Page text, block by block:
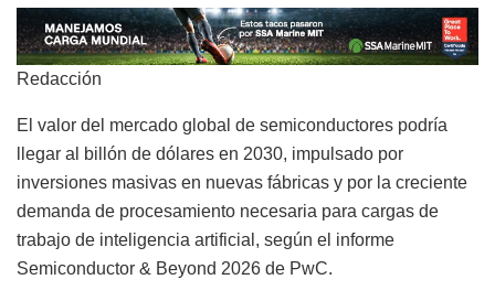
Redacción
El valor del mercado global de semiconductores podría
llegar al billón de dólares en 2030, impulsado por
inversiones masivas en nuevas fábricas y por la creciente
demanda de procesamiento necesaria para cargas de
trabajo de inteligencia artificial, según el informe
Semiconductor & Beyond 2026 de PwC.